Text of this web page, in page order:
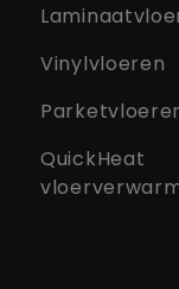
Vinylvloeren
QuickHeat